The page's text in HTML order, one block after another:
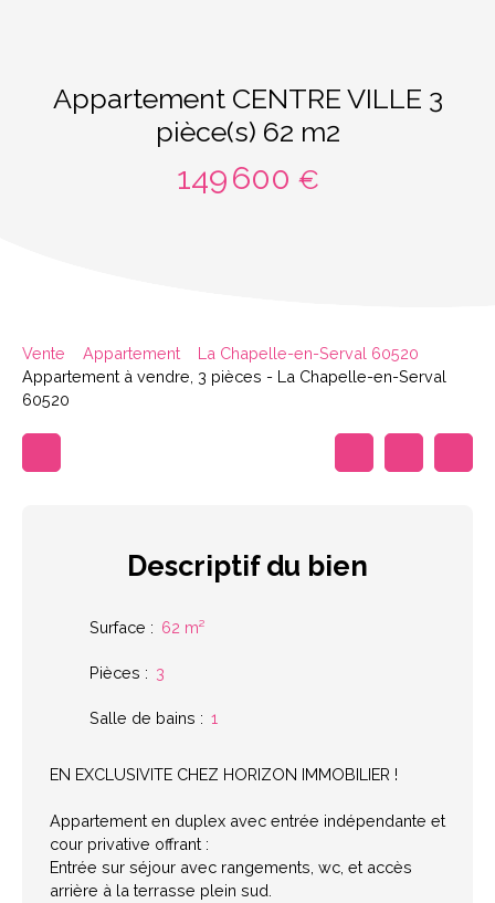
Appartement CENTRE VILLE 3
pièce(s) 62 m2
149 600 €
Vente Appartement
La Chapelle-en-Serval 60520
Appartement à vendre, 3 pièces - La Chapelle-en-Serval
60520
Descriptifdu bien
Surface : 62 m²
Pièces : 3
Salle de bains : 1
EN EXCLUSIVITE CHEZ HORIZON IMMOBILIER !
Appartement en duplex avec entrée indépendante et
cour privative offrant :
Entrée sur séjour avec rangements, wc, et accès
arrière à la terrasse plein sud.